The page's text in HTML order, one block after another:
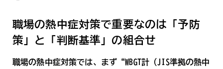
職場の熱中症対策で重要なのは「予防
策」と「判断基準」の組合せ
職場の熱中症対策では、まず“WBGT計（JIS準拠の熱中